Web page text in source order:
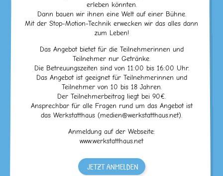
erleben könnten.
Dann bauen wir ihnen eine Welt auf einer Bühne.
Mit der Stop-Motion-Technik erwecken wir das alles dann
zum Leben!
Das Angebot bietet für die Teilnehmerinnen und
Teilnehmer nur Getränke.
Die Betreuungszeiten sind von 11:00 bis 16:00 Uhr.
Das Angebot ist geeignet für Teilnehmerinnen und
Teilnehmer von 10 bis 18 Jahren.
Der Teilnehmerbeitrag liegt bei 90€.
Ansprechbar für alle Fragen rund um das Angebot ist
das Werkstatthaus (medien@werkstatthaus.net).
Anmeldung auf der Webseite:
www.werkstatthaus.net
JETZT ANMELDEN